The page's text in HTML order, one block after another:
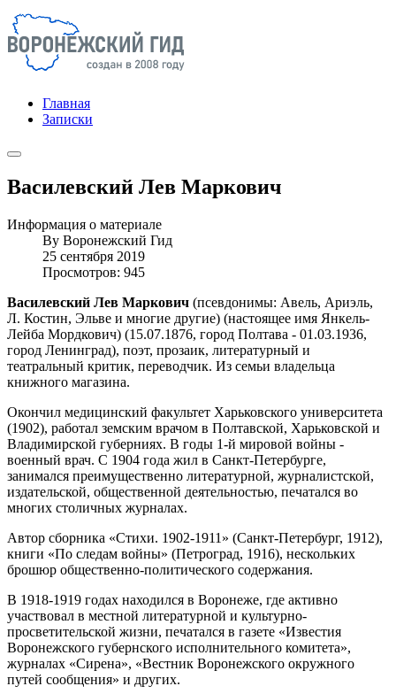
Главная
Записки
Василевский Лев Маркович
Информация о материале
By Воронежский Гид
25 сентября 2019
Просмотров: 945
Василевский Лев Маркович (псевдонимы: Авель, Ариэль,
Л. Костин, Эльве и многие другие) (настоящее имя Янкель-
Лейба Мордкович) (15.07.1876, город Полтава - 01.03.1936,
город Ленинград), поэт, прозаик, литературный и
театральный критик, переводчик. Из семьи владельца
книжного магазина.
Окончил медицинский факультет Харьковского университета
(1902), работал земским врачом в Полтавской, Харьковской и
Владимирской губерниях. В годы 1-й мировой войны -
военный врач. С 1904 года жил в Санкт-Петербурге,
занимался преимущественно литературной, журналистской,
издательской, общественной деятельностью, печатался во
многих столичных журналах.
Автор сборника «Стихи. 1902-1911» (Санкт-Петербург, 1912),
книги «По следам войны» (Петроград, 1916), нескольких
брошюр общественно-политического содержания.
В 1918-1919 годах находился в Воронеже, где активно
участвовал в местной литературной и культурно-
просветительской жизни, печатался в газете «Известия
Воронежского губернского исполнительного комитета»,
журналах «Сирена», «Вестник Воронежского окружного
путей сообщения» и других.